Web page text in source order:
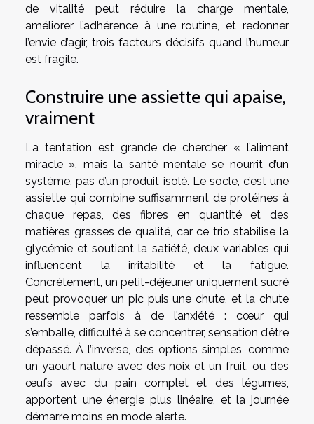
de vitalité peut réduire la charge mentale,
améliorer l’adhérence à une routine, et redonner
l’envie d’agir, trois facteurs décisifs quand l’humeur
est fragile.
Construire une assiette qui apaise,
vraiment
La tentation est grande de chercher « l’aliment
miracle », mais la santé mentale se nourrit d’un
système, pas d’un produit isolé. Le socle, c’est une
assiette qui combine suffisamment de protéines à
chaque repas, des fibres en quantité et des
matières grasses de qualité, car ce trio stabilise la
glycémie et soutient la satiété, deux variables qui
influencent la irritabilité et la fatigue.
Concrètement, un petit-déjeuner uniquement sucré
peut provoquer un pic puis une chute, et la chute
ressemble parfois à de l’anxiété : cœur qui
s’emballe, difficulté à se concentrer, sensation d’être
dépassé. À l’inverse, des options simples, comme
un yaourt nature avec des noix et un fruit, ou des
œufs avec du pain complet et des légumes,
apportent une énergie plus linéaire, et la journée
démarre moins en mode alerte.